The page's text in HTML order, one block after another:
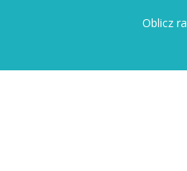
Oblicz